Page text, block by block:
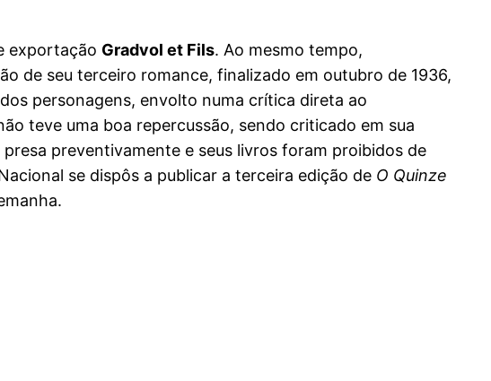
exportação Gradvol et Fils. Ao mesmo tempo,
de seu terceiro romance, finalizado em outubro de 1936,
personagens, envolto numa crítica direta ao
teve uma boa repercussão, sendo criticado em sua
preventivamente e seus livros foram proibidos de
se dispôs a publicar a terceira edição de O Quinze